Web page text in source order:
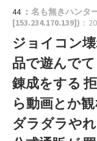
44 ： 名も無きハンタ
[153.234.170.139]) ：
ジョイコン
品で遊んでて
錬成をする
ら動画とか
ダラダラや